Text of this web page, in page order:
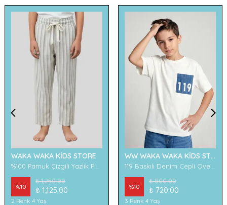
WAKA WAKA KİDS STORE
%10
₺ 1,250.00
₺ 1,125.00
2 Renk 4 Yaş
WW WAKA WAKA KİDS STORE
%10
₺ 800.00
₺ 720.00
3 Renk 4 Yaş